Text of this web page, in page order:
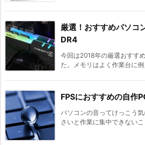
厳選！おすすめパソコ
DR4
今回は2018年の厳選おすす
た。メモリはよく作業台に
FPSにおすすめの自作
パソコンの音ってけっこう
さいと作業に集中できない